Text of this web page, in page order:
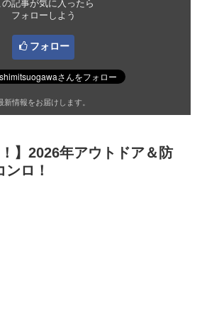
の記事が気に入ったら
フォローしよう
フォロー
新情報をお届けします。
！】2026年アウトドア＆防
ロ！